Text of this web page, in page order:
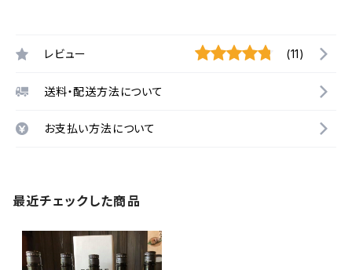
レビュー (11)
送料・配送方法について
お支払い方法について
最近チェックした商品